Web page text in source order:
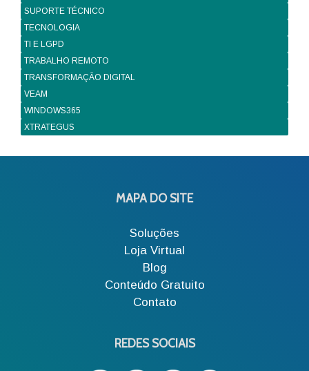
SUPORTE TÉCNICO
TECNOLOGIA
TI E LGPD
TRABALHO REMOTO
TRANSFORMAÇÃO DIGITAL
VEAM
WINDOWS365
XTRATEGUS
MAPA DO SITE
Soluções
Loja Virtual
Blog
Conteúdo Gratuito
Contato
REDES SOCIAIS